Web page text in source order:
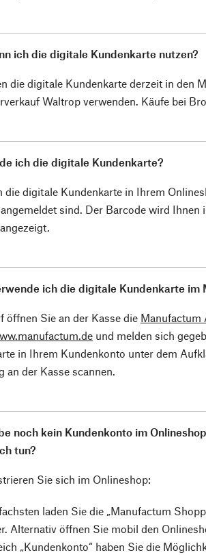
ich die digitale Kundenkarte nutzen?
die digitale Kundenkarte derzeit in den
Waltrop verwenden. Käufe bei
ich die digitale Kundenkarte?
die digitale Kundenkarte in Ihrem
sind. Der Barcode wird
ich die digitale Kundenkarte im
öffnen Sie an der Kasse die Manufactum
und melden sich
in Ihrem Kundenkonto unter dem
an der Kasse scannen.
noch kein Kundenkonto im
tun?
Sie sich im Onlineshop:
laden Sie die „Manufactum
Alternativ öffnen Sie mobil den
„Kundenkonto“ haben Sie die